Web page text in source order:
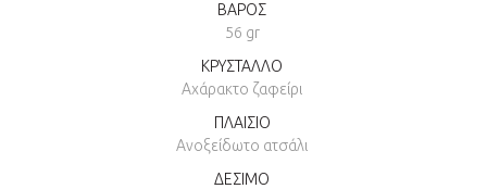
ΒΑΡΟΣ
56 gr
ΚΡΥΣΤΑΛΛΟ
Αχάρακτο ζαφείρι
ΠΛΑΙΣΙΟ
Ανοξείδωτο ατσάλι
ΔΕΣΙΜΟ